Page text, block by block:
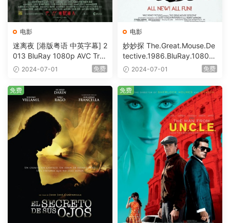
电影
迷离夜 [港版粤语 中英字幕] 2
013 BluRay 1080p AVC Tru
eHD5.1 [BDISO 22.64GB]
2024-07-01 免费
电影
妙妙探 The.Great.Mouse.De
tective.1986.BluRay.1080p.
AVC.DTS-HD.MA.5.1-HDHo
2024-07-01 免费
免费 免费